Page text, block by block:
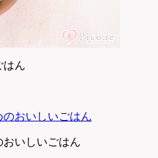
はん
いしいごはん